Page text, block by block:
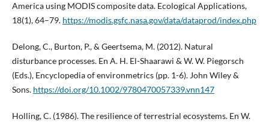
America using MODIS composite data. Ecological Applications,
18(1), 64–79. https://modis.gsfc.nasa.gov/data/dataprod/index.php
Delong, C., Burton, P., & Geertsema, M. (2012). Natural
disturbance processes. En A. H. El-Shaarawi & W. W. Piegorsch
(Eds.), Encyclopedia of environmetrics (pp. 1-6). John Wiley &
Sons. https://doi.org/10.1002/9780470057339.vnn147
Holling, C. (1986). The resilience of terrestrial ecosystems. En W.